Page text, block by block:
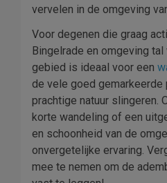
vervelen in de omgeving
Voor degenen die graag
Bingelrade en omgeving
gebied is ideaal voor een
de vele goed gemarkeerde
prachtige natuur slingeren.
korte wandeling of een
en schoonheid van de
onvergetelijke ervaring.
mee te nemen om de